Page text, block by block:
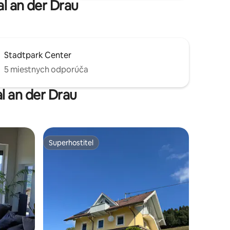
an der Drau
Stadtpark Center
5 miestnych odporúča
an der Drau
Superhostiteľ
Superhostiteľ